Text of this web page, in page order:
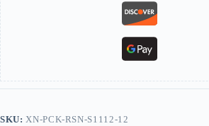
SKU:XN-PCK-RSN-S1112-12